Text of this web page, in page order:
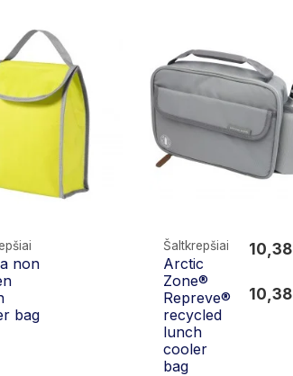
non
bag
Šaltkrepšiai
Arctic
Zone®
Repreve®
recycled
lunch
cooler
bag